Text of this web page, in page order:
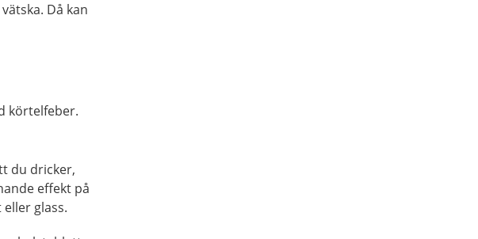
Då kan
körtelfeber.
du dricker,
effekt på
glass.